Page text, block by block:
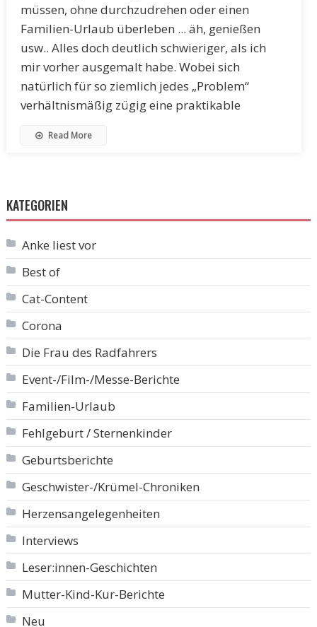
müssen, ohne durchzudrehen oder einen
Familien-Urlaub überleben ... äh, genießen
usw.. Alles doch deutlich schwieriger, als ich
mir vorher ausgemalt habe. Wobei sich
natürlich für so ziemlich jedes „Problem“
verhältnismäßig zügig eine praktikable
Read More
KATEGORIEN
Anke liest vor
Best of
Cat-Content
Corona
Die Frau des Radfahrers
Event-/Film-/Messe-Berichte
Familien-Urlaub
Fehlgeburt / Sternenkinder
Geburtsberichte
Geschwister-/Krümel-Chroniken
Herzensangelegenheiten
Interviews
Leser:innen-Geschichten
Mutter-Kind-Kur-Berichte
Neu